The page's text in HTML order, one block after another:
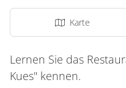
Karte
Lernen Sie das
Kues" kennen.